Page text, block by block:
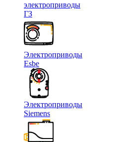
электроприводы
ГЗ
Электроприводы
Esbe
Электроприводы
Siemens